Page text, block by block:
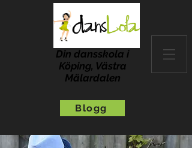
Din dansskola i
Köping, Västra
Mälardalen
Blogg